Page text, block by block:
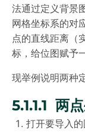
法通过定义背景
网格坐标系的对
点的直线距离（
标，给位图赋予
现举例说明两种
5.1.1.1 两
打开要导入